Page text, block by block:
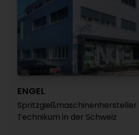
ENGEL
Technikum in der Schweiz